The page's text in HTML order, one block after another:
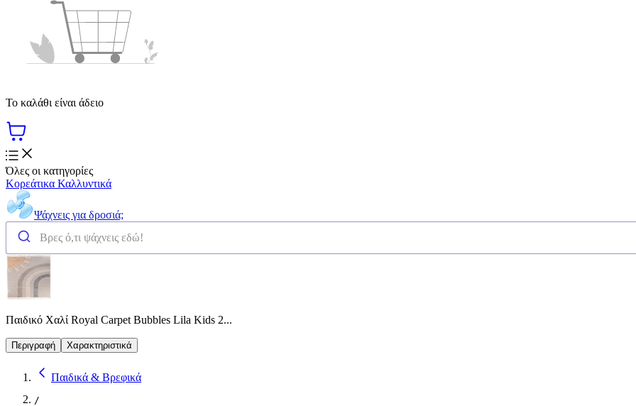
Το καλάθι είναι άδειο
Όλες οι κατηγορίες
Κορεάτικα Καλλυντικά
Ψάχνεις για δροσιά;
Παιδικό Χαλί Royal Carpet Bubbles Lila Kids 2...
Περιγραφή Χαρακτηριστικά
Παιδικά & Βρεφικά
/